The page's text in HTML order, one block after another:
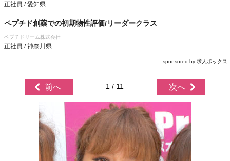
正社員 / 愛知県
ペプチド創薬での初期物性評価/リーダークラス
ペプチドリーム株式会社
正社員 / 神奈川県
sponsored by 求人ボックス
前へ 1 / 11 次へ